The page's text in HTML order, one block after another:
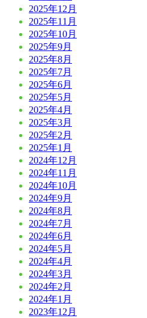
2025年12月
2025年11月
2025年10月
2025年9月
2025年8月
2025年7月
2025年6月
2025年5月
2025年4月
2025年3月
2025年2月
2025年1月
2024年12月
2024年11月
2024年10月
2024年9月
2024年8月
2024年7月
2024年6月
2024年5月
2024年4月
2024年3月
2024年2月
2024年1月
2023年12月